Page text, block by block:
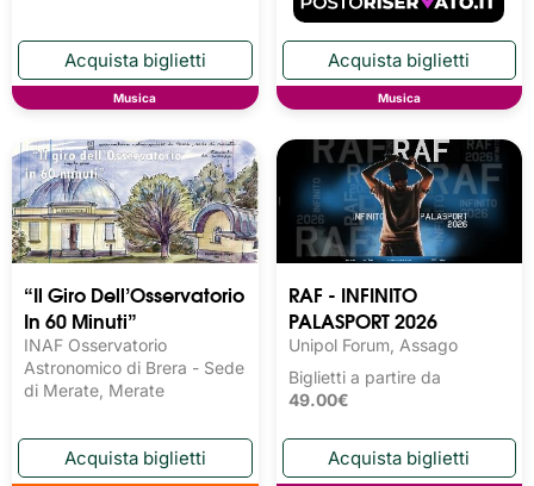
Musica Musica
“Il Giro Dell’Osservatorio
In 60 Minuti”
INAF Osservatorio
Astronomico di Brera - Sede
di Merate, Merate
RAF - INFINITO
PALASPORT 2026
Unipol Forum, Assago
Biglietti a partire da
49.00€